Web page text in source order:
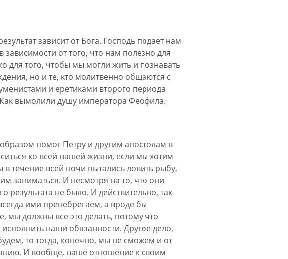
зависит от Бога. Господь подает нам
от того, что нам полезно для
для того, чтобы мы могли жить и познавать
но и те, кто молитвенно общаются с
и еретиками второго периода
вымолили душу императора Феофила.
помог Петру и другим апостолам в
ко всей нашей жизни, если мы хотим
в течение всей ночи пытались ловить рыбу,
заниматься. И несмотря на то, что они
результата не было. И действительно, так
ими пренебрегаем, а вроде бы
мы должны все это делать, потому что
исполнить наши обязанности. Другое дело,
то тогда, конечно, мы не сможем и от
И вообще, наше отношение к своим